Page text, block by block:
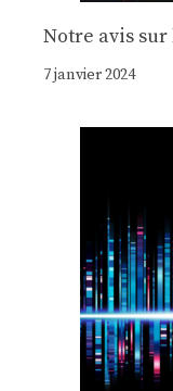
Notre avis
7 janvier 2024